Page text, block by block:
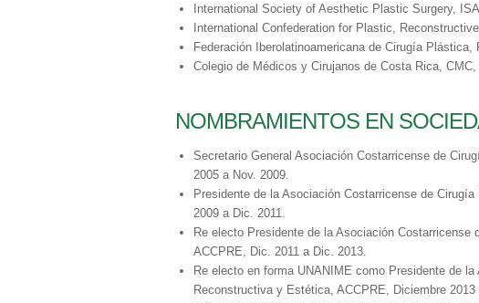
International Society of Aesthetic Plastic Surgery,
International Confederation for Plastic,
Federación Iberolatinoamericana de Cirugía Plástica,
Colegio de Médicos y Cirujanos de Costa Rica, CMC,
NOMBRAMIENTOS EN
Secretario General Asociación Costarricense de
2005 a Nov. 2009.
Presidente de la Asociación Costarricense de
2009 a Dic. 2011.
Re electo Presidente de la Asociación
ACCPRE, Dic. 2011 a Dic. 2013.
Re electo en forma UNANIME como Presidente de
Reconstructiva y Estética, ACCPRE, Diciembre 2013